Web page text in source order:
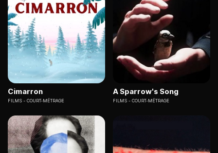
Cimarron
FILMS COURT-MÉTRAGE
A Sparrow's Song
FILMS COURT-MÉTRAGE